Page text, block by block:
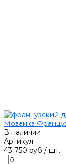
Мозаика
В наличии
Артикул
43 750 руб / шт.
-